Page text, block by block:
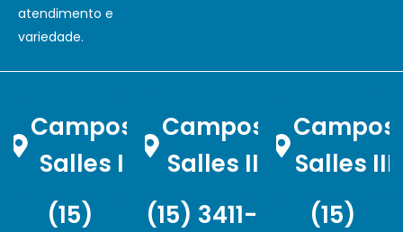
atendimento e
variedade.
Campos
Salles I
(15)
Campos
Salles II
(15) 3411-
Campos
Salles III
(15)